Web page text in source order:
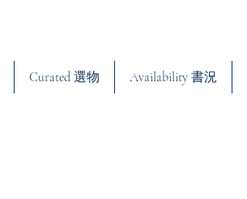
Curated 選物 Availability 書況